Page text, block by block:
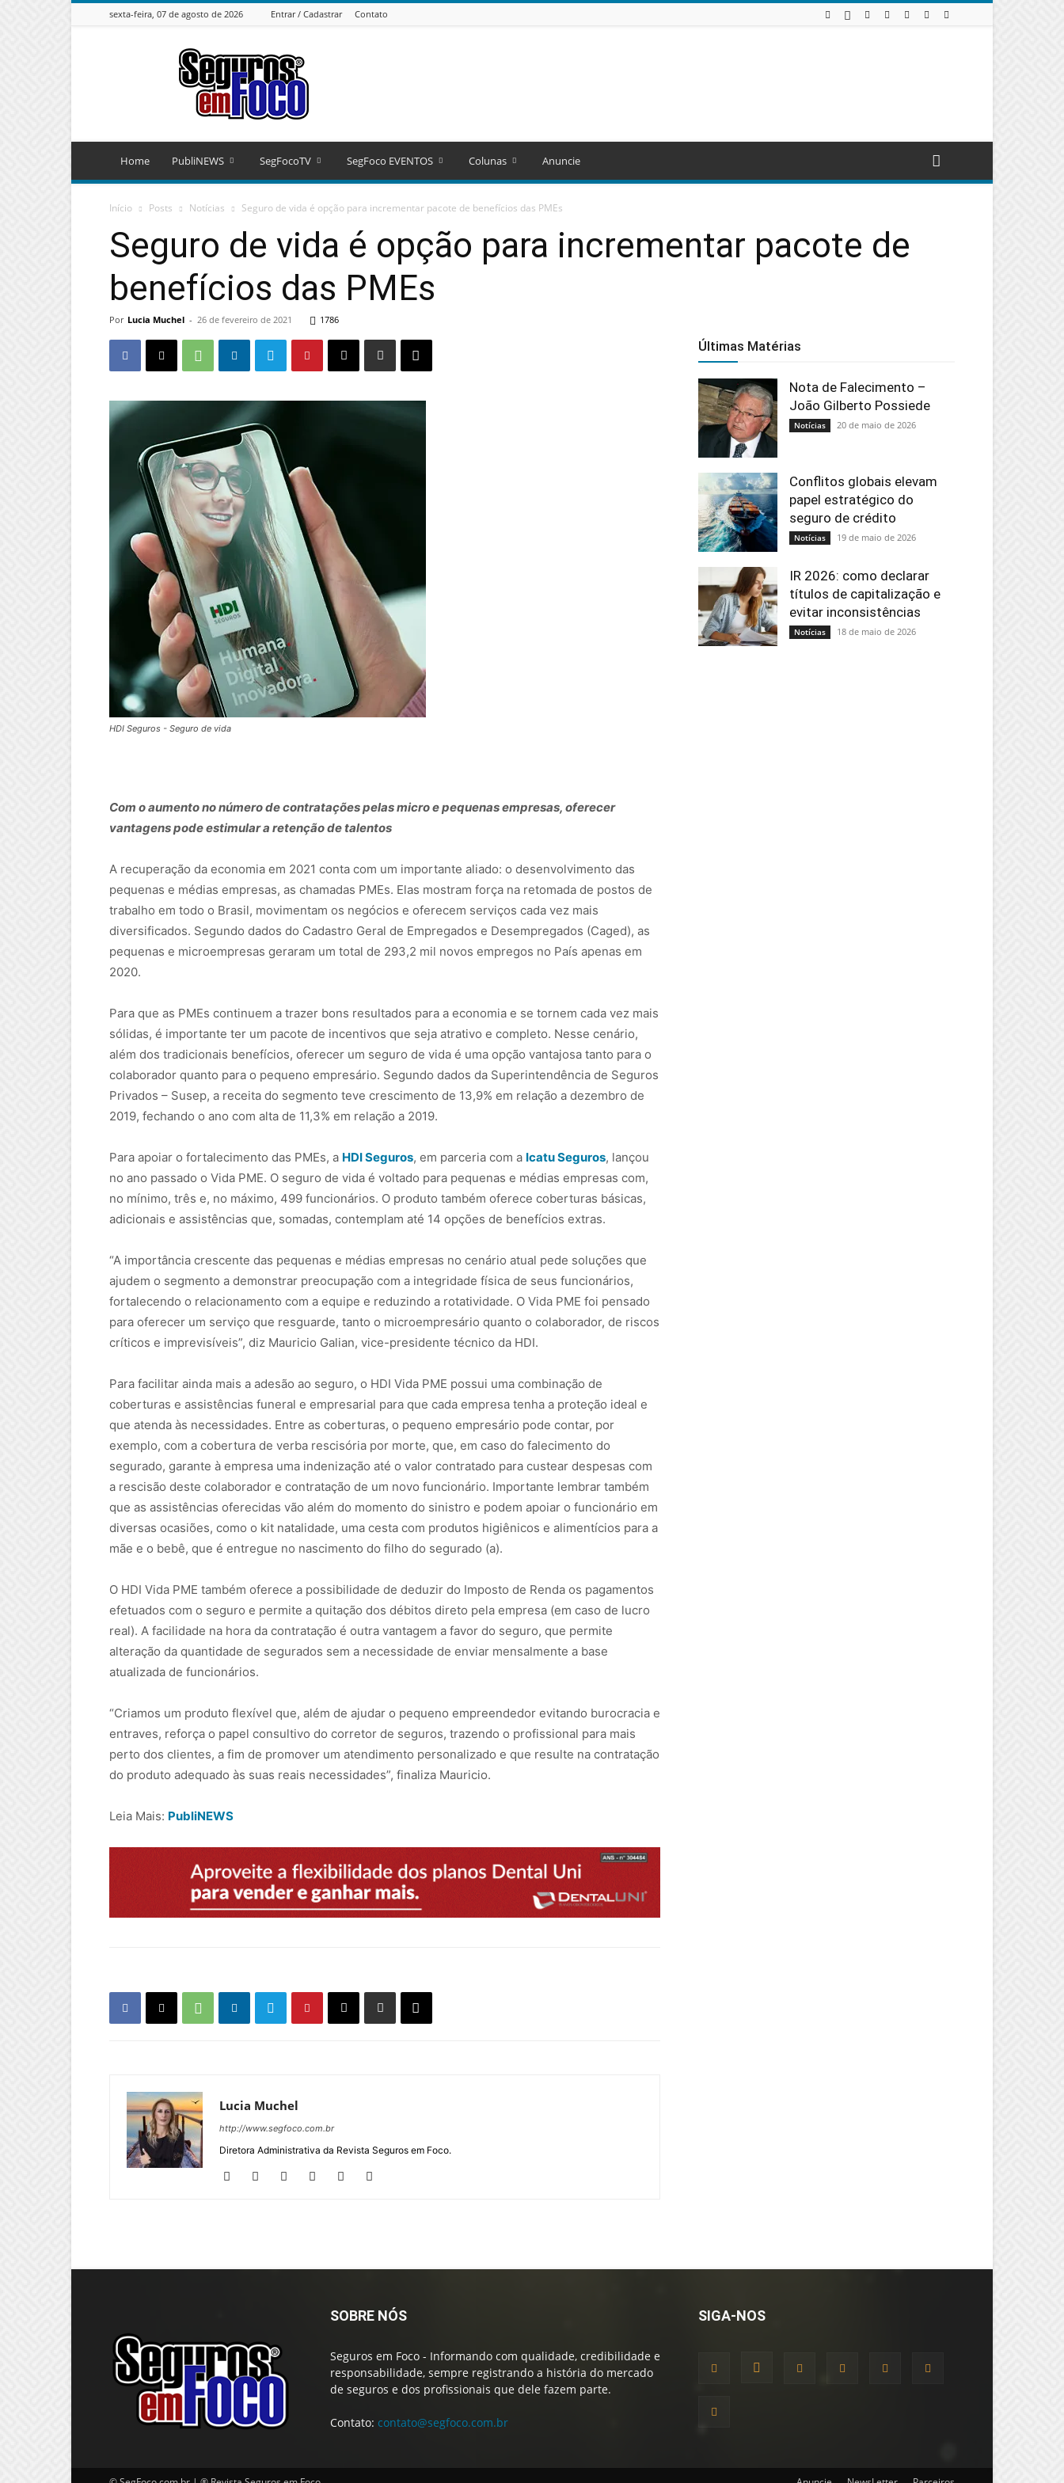
sexta-feira, 07 de agosto de 2026 Entrar / Cadastrar Contato
Seguros
em
Foco
Home PubliNEWS SegFocoTV SegFoco EVENTOS Colunas Anuncie
Início Posts Notícias Seguro de vida é opção para incrementar pacote de benefícios das PMEs
Seguro de vida é opção para incrementar pacote de
benefícios das PMEs
Por Lucia Muchel - 26 de fevereiro de 2021 1786
HDI Seguros - Seguro de vida
Com o aumento no número de contratações pelas micro e pequenas empresas, oferecer
vantagens pode estimular a retenção de talentos
A recuperação da economia em 2021 conta com um importante aliado: o desenvolvimento das
pequenas e médias empresas, as chamadas PMEs. Elas mostram força na retomada de postos de
trabalho em todo o Brasil, movimentam os negócios e oferecem serviços cada vez mais
diversificados. Segundo dados do Cadastro Geral de Empregados e Desempregados (Caged), as
pequenas e microempresas geraram um total de 293,2 mil novos empregos no País apenas em
2020.
Para que as PMEs continuem a trazer bons resultados para a economia e se tornem cada vez mais
sólidas, é importante ter um pacote de incentivos que seja atrativo e completo. Nesse cenário,
além dos tradicionais benefícios, oferecer um seguro de vida é uma opção vantajosa tanto para o
colaborador quanto para o pequeno empresário. Segundo dados da Superintendência de Seguros
Privados – Susep, a receita do segmento teve crescimento de 13,9% em relação a dezembro de
2019, fechando o ano com alta de 11,3% em relação a 2019.
Para apoiar o fortalecimento das PMEs, a HDI Seguros, em parceria com a Icatu Seguros, lançou
no ano passado o Vida PME. O seguro de vida é voltado para pequenas e médias empresas com,
no mínimo, três e, no máximo, 499 funcionários. O produto também oferece coberturas básicas,
adicionais e assistências que, somadas, contemplam até 14 opções de benefícios extras.
“A importância crescente das pequenas e médias empresas no cenário atual pede soluções que
ajudem o segmento a demonstrar preocupação com a integridade física de seus funcionários,
fortalecendo o relacionamento com a equipe e reduzindo a rotatividade. O Vida PME foi pensado
para oferecer um serviço que resguarde, tanto o microempresário quanto o colaborador, de riscos
críticos e imprevisíveis”, diz Mauricio Galian, vice-presidente técnico da HDI.
Para facilitar ainda mais a adesão ao seguro, o HDI Vida PME possui uma combinação de
coberturas e assistências funeral e empresarial para que cada empresa tenha a proteção ideal e
que atenda às necessidades. Entre as coberturas, o pequeno empresário pode contar, por
exemplo, com a cobertura de verba rescisória por morte, que, em caso do falecimento do
segurado, garante à empresa uma indenização até o valor contratado para custear despesas com
a rescisão deste colaborador e contratação de um novo funcionário. Importante lembrar também
que as assistências oferecidas vão além do momento do sinistro e podem apoiar o funcionário em
diversas ocasiões, como o kit natalidade, uma cesta com produtos higiênicos e alimentícios para a
mãe e o bebê, que é entregue no nascimento do filho do segurado (a).
O HDI Vida PME também oferece a possibilidade de deduzir do Imposto de Renda os pagamentos
efetuados com o seguro e permite a quitação dos débitos direto pela empresa (em caso de lucro
real). A facilidade na hora da contratação é outra vantagem a favor do seguro, que permite
alteração da quantidade de segurados sem a necessidade de enviar mensalmente a base
atualizada de funcionários.
“Criamos um produto flexível que, além de ajudar o pequeno empreendedor evitando burocracia e
entraves, reforça o papel consultivo do corretor de seguros, trazendo o profissional para mais
perto dos clientes, a fim de promover um atendimento personalizado e que resulte na contratação
do produto adequado às suas reais necessidades”, finaliza Mauricio.
Leia Mais: PubliNEWS
Lucia Muchel
http://www.segfoco.com.br
Diretora Administrativa da Revista Seguros em Foco.
Últimas Matérias
Nota de Falecimento –
João Gilberto Possiede
Notícias 20 de maio de 2026
Conflitos globais elevam
papel estratégico do
seguro de crédito
Notícias 19 de maio de 2026
IR 2026: como declarar
títulos de capitalização e
evitar inconsistências
Notícias 18 de maio de 2026
SOBRE NÓS
Seguros em Foco - Informando com qualidade, credibilidade e
responsabilidade, sempre registrando a história do mercado
de seguros e dos profissionais que dele fazem parte.
Contato: contato@segfoco.com.br
SIGA-NOS